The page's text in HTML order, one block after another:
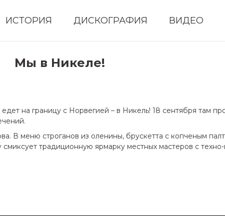
ИСТОРИЯ ДИСКОГРАФИЯ ВИДЕО
Мы в Никеле!
на границу с Норвегией – в Никель! 18 сентября там
В меню строганов из оленины, брускетта с копченым
традиционную ярмарку местных мастеров с